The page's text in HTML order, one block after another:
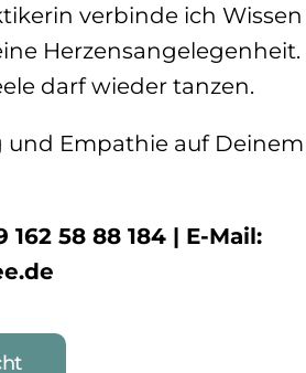
verbinde ich
darf wieder tanzen.
Empathie auf Deinem
58 88 184 | E-Mail: